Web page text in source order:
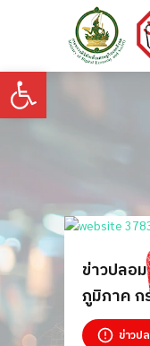
Open toolbar
ข่าวปลอ
ภูมิภาค ก
ไฟฟ้า ก.
ข่าวป